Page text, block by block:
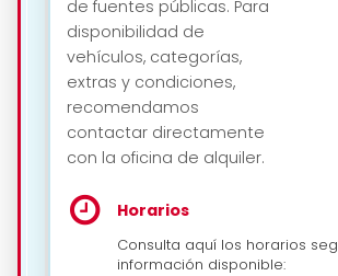
de fuentes públicas. Para
disponibilidad de
vehículos, categorías,
extras y condiciones,
recomendamos
contactar directamente
con la oficina de alquiler.
Horarios
Consulta aquí los horarios
información disponible: